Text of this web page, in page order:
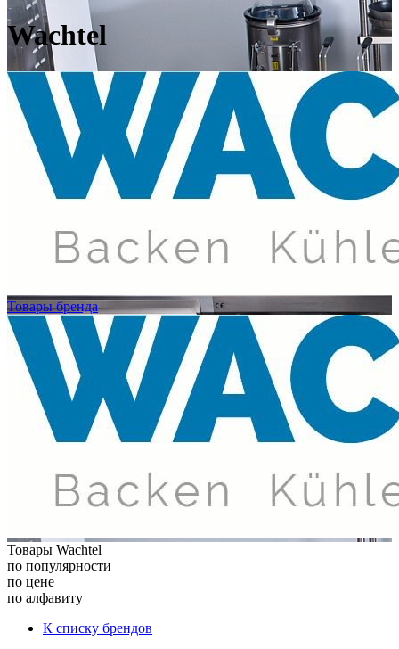
Wachtel
Товары бренда
Товары Wachtel
по популярности
по цене
по алфавиту
К списку брендов